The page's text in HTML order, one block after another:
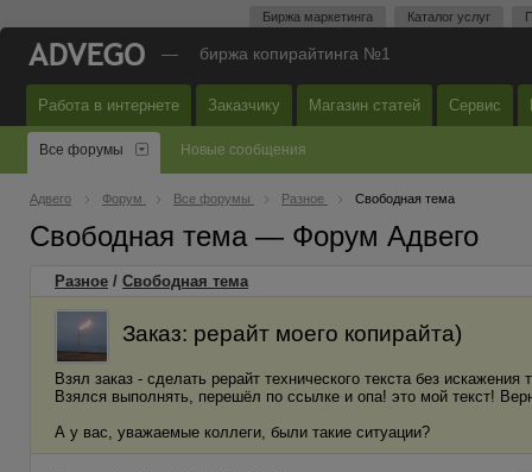
Биржа маркетинга Каталог услуг
— биржа копирайтинга №1
Работа в интернете Заказчику Магазин статей Сервис
Все форумы Новые сообщения
Адвего Форум Все форумы Разное Свободная тема
Свободная тема — Форум Адвего
Разное / Свободная тема
Заказ: рерайт моего копирайта)
Взял заказ - сделать рерайт технического текста без
Взялся выполнять, перешёл по ссылке и опа! это мой текст!
А у вас, уважаемые коллеги, были такие ситуации?